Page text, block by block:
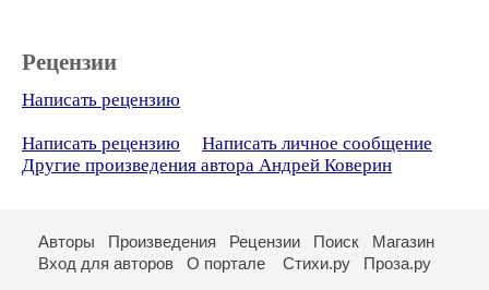
Рецензии
Написать рецензию
Написать рецензию
Написать личное сообщение
Другие произведения автора Андрей Коверин
Авторы Произведения Рецензии Поиск
Магазин
Вход для авторов
О портале Стихи.ру Проза.ру